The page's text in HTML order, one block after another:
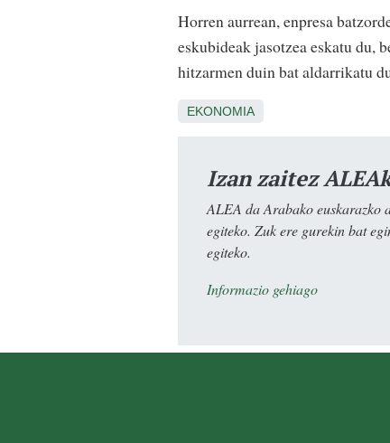
Horren aurrean, enpresa
eskubideak jasotzea eskatu du,
hitzarmen duin bat aldarrikatu
EKONOMIA
Izan zaitez
ALEA da Arabako euskarazko
egiteko. Zuk ere gurekin bat
egiteko.
Informazio gehiago